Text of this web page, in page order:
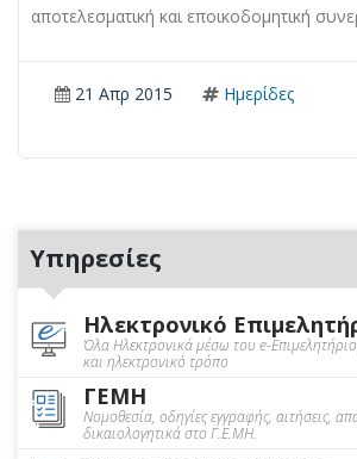
αποτελεσματική και εποικοδομητική
21 Απρ 2015 Ημερίδες
Υπηρεσίες
Ηλεκτρονικό
Όλα Ηλεκτρονικά μέσω του e-
και ηλεκτρονικό τρόπο
ΓΕΜΗ
Νομοθεσία, οδηγίες εγγραφής, αιτήσεις,
δικαιολογητικά στο Γ.Ε.ΜΗ.